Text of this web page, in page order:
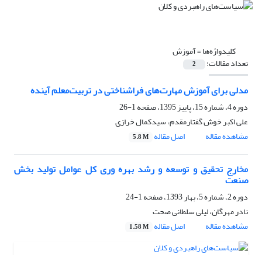
کلیدواژه‌ها =آموزش
تعداد مقالات: 2
مدلی برای آموزش مهارت‌های فراشناختی در تربیت‌معلم آینده
دوره 4، شماره 15، پاییز 1395، صفحه
1-26
علی اکبر خوش گفتارمقدم، سیدکمال خرازی
مشاهده مقاله
اصل مقاله 5.8 M
مخارج تحقیق و توسعه و رشد بهره وری کل عوامل تولید بخش
صنعت
دوره 2، شماره 5، بهار 1393، صفحه
1-24
نادر مهرگان، لیلی سلطانی صحت
مشاهده مقاله
اصل مقاله 1.58 M